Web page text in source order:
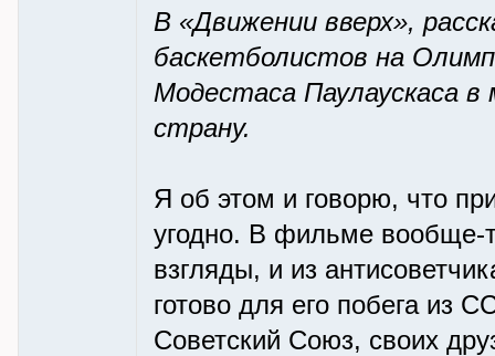
В «Движении вверх»,
баскетболистов на
Модестаса Паулаускаса в
страну.
Я об этом и говорю, что
угодно. В фильме вообще-
взгляды, и из
готово для его побега из
Советский Союз, своих